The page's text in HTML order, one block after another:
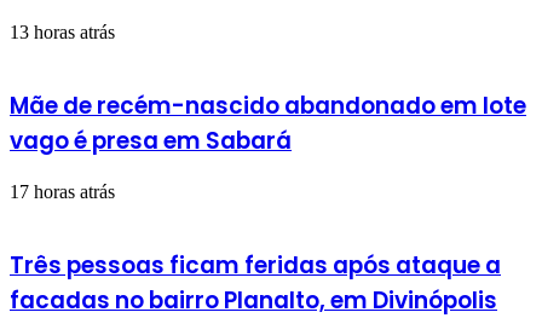
13 horas atrás
Mãe de recém-nascido abandonado em lote
vago é presa em Sabará
17 horas atrás
Três pessoas ficam feridas após ataque a
facadas no bairro Planalto, em Divinópolis